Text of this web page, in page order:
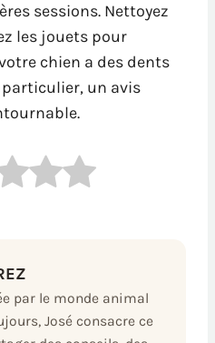
sessions. Nettoyez
les jouets pour
chien a des dents
un avis
par le monde animal
José consacre ce